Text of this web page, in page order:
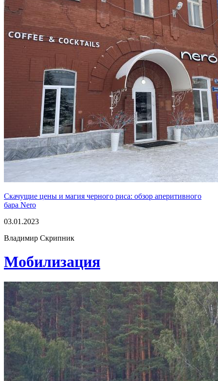
Скачущие цены и магия черного риса: обзор аперитивного
бара Nero
03.01.2023
Владимир Скрипник
Мобилизация